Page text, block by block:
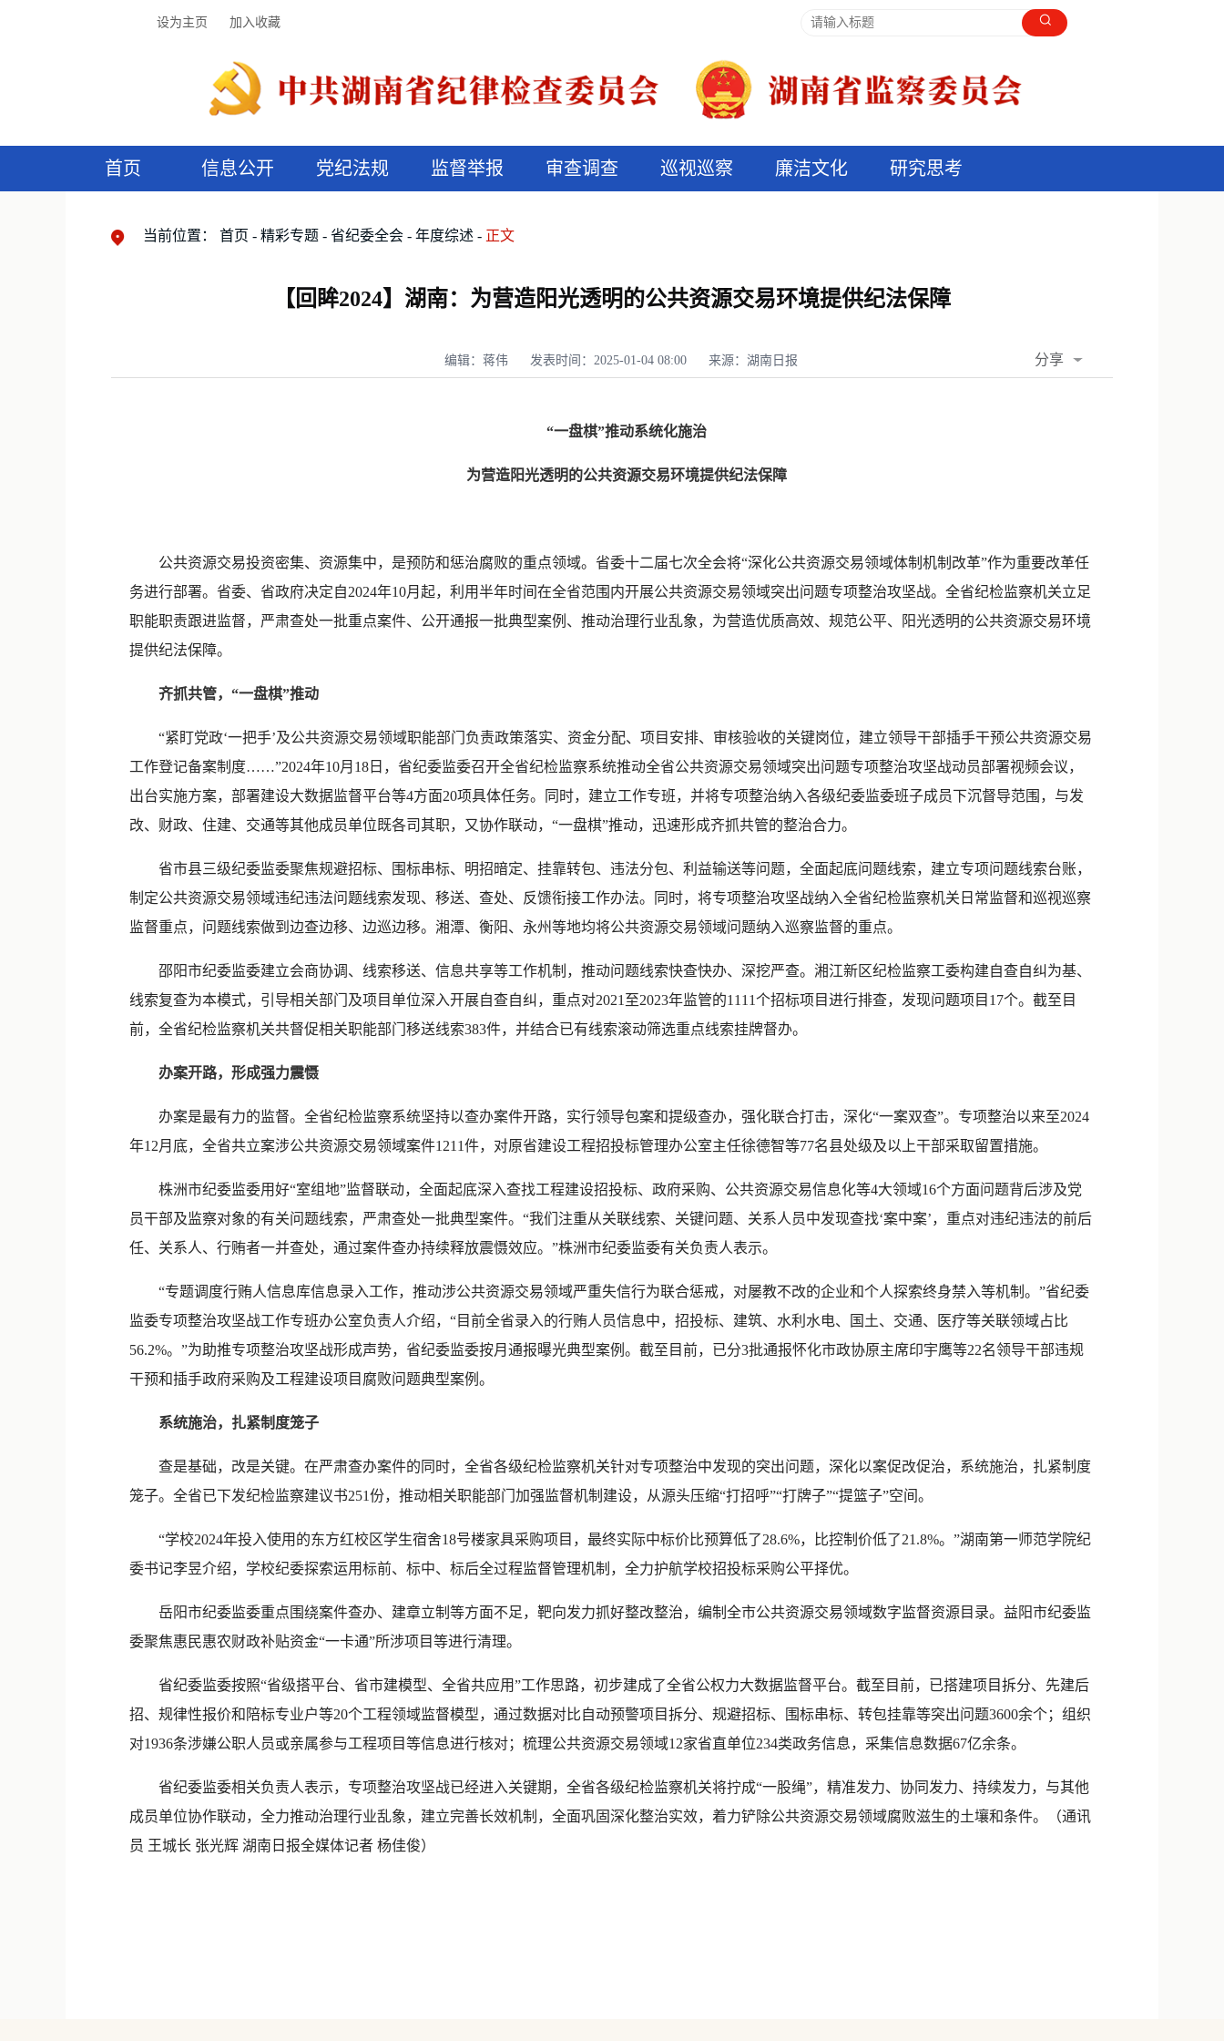
设为主页 加入收藏
首页 信息公开 党纪法规 监督举报 审查调查 巡视巡察 廉洁文化 研究思考
当前位置： 首页 精彩专题 省纪委全会 年度综述 正文
【回眸2024】湖南：为营造阳光透明的公共资源交易环境提供纪法保障
编辑：蒋伟 发表时间：2025-01-04 08:00 来源：湖南日报 分享
“一盘棋”推动系统化施治
为营造阳光透明的公共资源交易环境提供纪法保障
公共资源交易投资密集、资源集中，是预防和惩治腐败的重点领域。省委十二届七次全会将“深化公共资源交易领域体制机制改革”作为重要改革任
务进行部署。省委、省政府决定自2024年10月起，利用半年时间在全省范围内开展公共资源交易领域突出问题专项整治攻坚战。全省纪检监察机关立足
职能职责跟进监督，严肃查处一批重点案件、公开通报一批典型案例、推动治理行业乱象，为营造优质高效、规范公平、阳光透明的公共资源交易环境
提供纪法保障。
齐抓共管，“一盘棋”推动
“紧盯党政‘一把手’及公共资源交易领域职能部门负责政策落实、资金分配、项目安排、审核验收的关键岗位，建立领导干部插手干预公共资源交易
工作登记备案制度……”2024年10月18日，省纪委监委召开全省纪检监察系统推动全省公共资源交易领域突出问题专项整治攻坚战动员部署视频会议，
出台实施方案，部署建设大数据监督平台等4方面20项具体任务。同时，建立工作专班，并将专项整治纳入各级纪委监委班子成员下沉督导范围，与发
改、财政、住建、交通等其他成员单位既各司其职，又协作联动，“一盘棋”推动，迅速形成齐抓共管的整治合力。
省市县三级纪委监委聚焦规避招标、围标串标、明招暗定、挂靠转包、违法分包、利益输送等问题，全面起底问题线索，建立专项问题线索台账，
制定公共资源交易领域违纪违法问题线索发现、移送、查处、反馈衔接工作办法。同时，将专项整治攻坚战纳入全省纪检监察机关日常监督和巡视巡察
监督重点，问题线索做到边查边移、边巡边移。湘潭、衡阳、永州等地均将公共资源交易领域问题纳入巡察监督的重点。
邵阳市纪委监委建立会商协调、线索移送、信息共享等工作机制，推动问题线索快查快办、深挖严查。湘江新区纪检监察工委构建自查自纠为基、
线索复查为本模式，引导相关部门及项目单位深入开展自查自纠，重点对2021至2023年监管的1111个招标项目进行排查，发现问题项目17个。截至目
前，全省纪检监察机关共督促相关职能部门移送线索383件，并结合已有线索滚动筛选重点线索挂牌督办。
办案开路，形成强力震慑
办案是最有力的监督。全省纪检监察系统坚持以查办案件开路，实行领导包案和提级查办，强化联合打击，深化“一案双查”。专项整治以来至2024
年12月底，全省共立案涉公共资源交易领域案件1211件，对原省建设工程招投标管理办公室主任徐德智等77名县处级及以上干部采取留置措施。
株洲市纪委监委用好“室组地”监督联动，全面起底深入查找工程建设招投标、政府采购、公共资源交易信息化等4大领域16个方面问题背后涉及党
员干部及监察对象的有关问题线索，严肃查处一批典型案件。“我们注重从关联线索、关键问题、关系人员中发现查找‘案中案’，重点对违纪违法的前后
任、关系人、行贿者一并查处，通过案件查办持续释放震慑效应。”株洲市纪委监委有关负责人表示。
“专题调度行贿人信息库信息录入工作，推动涉公共资源交易领域严重失信行为联合惩戒，对屡教不改的企业和个人探索终身禁入等机制。”省纪委
监委专项整治攻坚战工作专班办公室负责人介绍，“目前全省录入的行贿人员信息中，招投标、建筑、水利水电、国土、交通、医疗等关联领域占比
56.2%。”为助推专项整治攻坚战形成声势，省纪委监委按月通报曝光典型案例。截至目前，已分3批通报怀化市政协原主席印宇鹰等22名领导干部违规
干预和插手政府采购及工程建设项目腐败问题典型案例。
系统施治，扎紧制度笼子
查是基础，改是关键。在严肃查办案件的同时，全省各级纪检监察机关针对专项整治中发现的突出问题，深化以案促改促治，系统施治，扎紧制度
笼子。全省已下发纪检监察建议书251份，推动相关职能部门加强监督机制建设，从源头压缩“打招呼”“打牌子”“提篮子”空间。
“学校2024年投入使用的东方红校区学生宿舍18号楼家具采购项目，最终实际中标价比预算低了28.6%，比控制价低了21.8%。”湖南第一师范学院纪
委书记李昱介绍，学校纪委探索运用标前、标中、标后全过程监督管理机制，全力护航学校招投标采购公平择优。
岳阳市纪委监委重点围绕案件查办、建章立制等方面不足，靶向发力抓好整改整治，编制全市公共资源交易领域数字监督资源目录。益阳市纪委监
委聚焦惠民惠农财政补贴资金“一卡通”所涉项目等进行清理。
省纪委监委按照“省级搭平台、省市建模型、全省共应用”工作思路，初步建成了全省公权力大数据监督平台。截至目前，已搭建项目拆分、先建后
招、规律性报价和陪标专业户等20个工程领域监督模型，通过数据对比自动预警项目拆分、规避招标、围标串标、转包挂靠等突出问题3600余个；组织
对1936条涉嫌公职人员或亲属参与工程项目等信息进行核对；梳理公共资源交易领域12家省直单位234类政务信息，采集信息数据67亿余条。
省纪委监委相关负责人表示，专项整治攻坚战已经进入关键期，全省各级纪检监察机关将拧成“一股绳”，精准发力、协同发力、持续发力，与其他
成员单位协作联动，全力推动治理行业乱象，建立完善长效机制，全面巩固深化整治实效，着力铲除公共资源交易领域腐败滋生的土壤和条件。（通讯
员 王城长 张光辉 湖南日报全媒体记者 杨佳俊）